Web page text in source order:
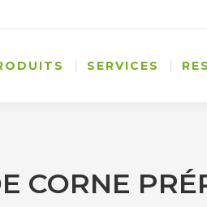
SERVICES
CORNE